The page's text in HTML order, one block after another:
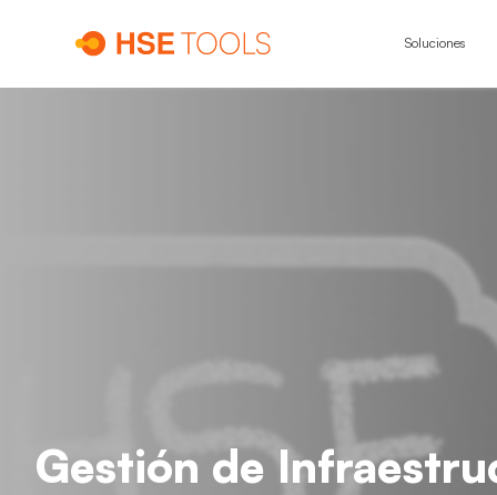
Soluciones
Gestión de